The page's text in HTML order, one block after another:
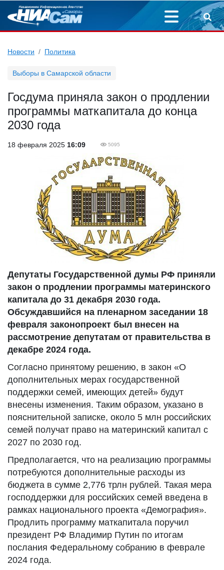
Новости Политика
Выборы в Самарской области
Госдума приняла закон о продлении
программы маткапитала до конца
2030 года
18 февраля 2025 16:09 5095
Депутаты Государственной думы РФ приняли
закон о продлении программы материнского
капитала до 31 декабря 2030 года.
Обсуждавшийся на пленарном заседании 18
февраля законопроект был внесен на
рассмотрение депутатам от правительства в
декабре 2024 года.
Согласно принятому решению, в закон «О
дополнительных мерах государственной
поддержки семей, имеющих детей» будут
внесены изменения. Таким образом, указано в
пояснительной записке, около 5 млн российских
семей получат право на материнский капитал с
2027 по 2030 год.
Предполагается, что на реализацию программы
потребуются дополнительные расходы из
бюджета в сумме 2,776 трлн рублей. Такая мера
господдержки для российских семей введена в
рамках национального проекта «Демография».
Продлить программу маткапитала поручил
президент РФ Владимир Путин по итогам
послания Федеральному собранию в феврале
2024 года.